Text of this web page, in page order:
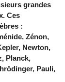
grandes
Ces
:
Zénon,
Newton,
Planck,
Pauli,